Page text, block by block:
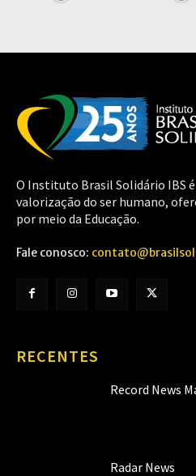
O Instituto Brasil Solidário IBS é
valorização do ser humano,
por meio da Educação.
Fale conosco:
RECENTES
Record News
Radar News